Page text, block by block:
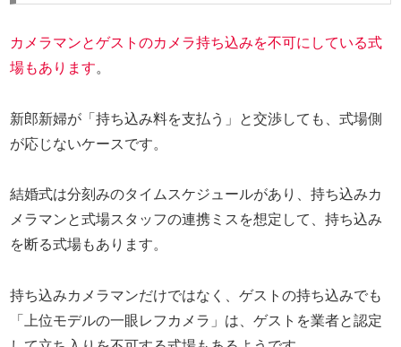
カメラマンとゲストのカメラ持ち込みを不可にしている式
場もあります。
新郎新婦が「持ち込み料を支払う」と交渉しても、式場側
が応じないケースです。
結婚式は分刻みのタイムスケジュールがあり、持ち込みカ
メラマンと式場スタッフの連携ミスを想定して、持ち込み
を断る式場もあります。
持ち込みカメラマンだけではなく、ゲストの持ち込みでも
「上位モデルの一眼レフカメラ」は、ゲストを業者と認定